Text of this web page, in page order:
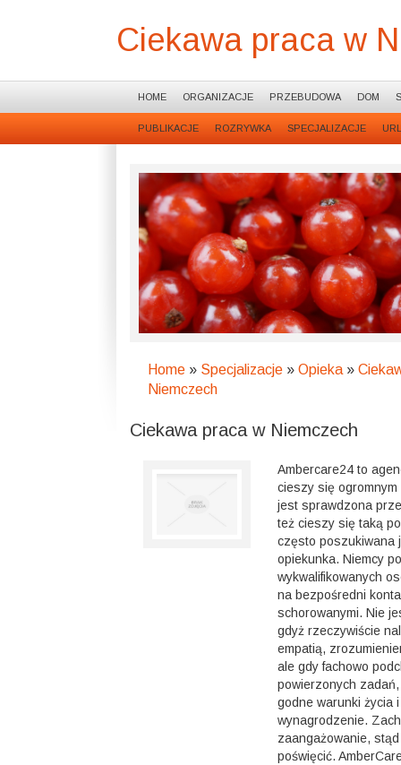
Ciekawa praca w
HOME ORGANIZACJE PRZEBUDOWA DOM
PUBLIKACJE ROZRYWKA SPECJALIZACJE
Home » Specjalizacje » Opieka »
Niemczech
Ciekawa praca w Niemczech
Ambercare24 to
cieszy się ogromnym
jest sprawdzona
też cieszy się taką
często poszukiwana
opiekunka. Niemcy
wykwalifikowanych
na bezpośredni
schorowanymi. Nie
gdyż rzeczywiście
empatią,
ale gdy fachowo
powierzonych
godne warunki życia
wynagrodzenie.
zaangażowanie,
poświęcić.